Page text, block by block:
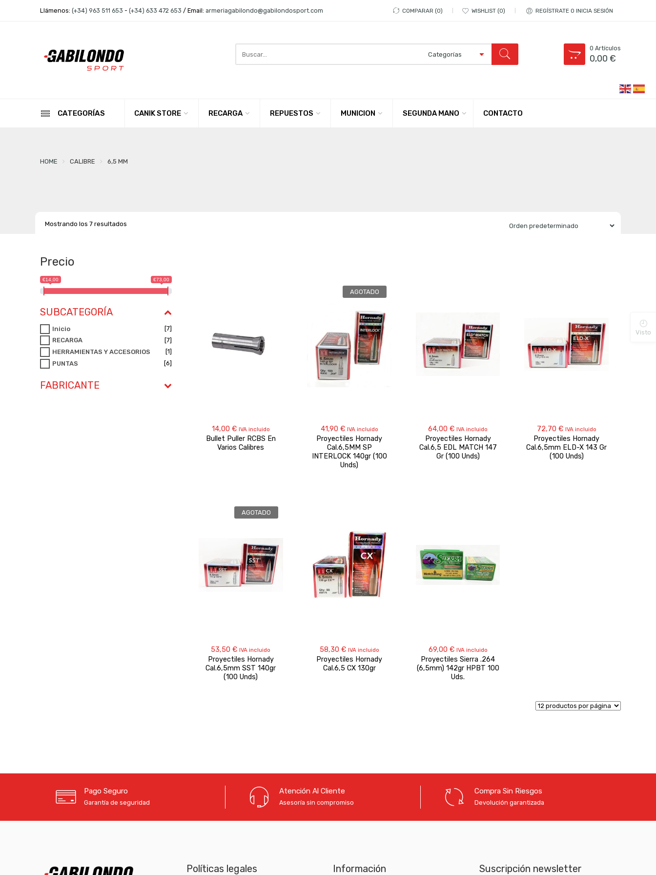
Llámenos: (+34) 963 511 653 - (+34) 633 472 653 / Email: armeriagabilondo@gabilondosport.com COMPARAR 0 WISHLIST 0 REGÍSTRATE O INICIA SESIÓN
here
0 Artículos
0,00€
CATEGORÍAS CANIK STORE RECARGA REPUESTOS MUNICION SEGUNDA MANO CONTACTO
HOME CALIBRE 6,5 MM
Mostrando los 7 resultados
14,00 € IVA incluido
Bullet Puller RCBS En
Varios Calibres
AGOTADO
41,90 € IVA incluido
Proyectiles Hornady
Cal.6,5MM SP
INTERLOCK 140gr (100
Unds)
64,00€ IVA incluido
Proyectiles Hornady
Cal.6,5 EDL MATCH 147
Gr (100 Unds)
72,70 € IVA incluido
Proyectiles Hornady
Cal.6,5mm ELD-X 143 Gr
(100 Unds)
AGOTADO
53,50€ IVA incluido
Proyectiles Hornady
Cal.6,5mm SST 140gr
(100 Unds)
58,30 € IVA incluido
Proyectiles Hornady
Cal.6,5 CX 130gr
69,00 € IVA incluido
Proyectiles Sierra .264
(6,5mm) 142gr HPBT 100
Uds.
Precio
€14,00 €73,00
SUBCATEGORÍA
Inicio
[7]
RECARGA
[7]
HERRAMIENTAS Y ACCESORIOS
[1]
PUNTAS
[6]
FABRICANTE
Pago Seguro
Garantía de seguridad
Atención Al Cliente
Asesoría sin compromiso
Compra Sin Riesgos
Devolución garantizada
Políticas legales Información Suscripción newsletter
Visto